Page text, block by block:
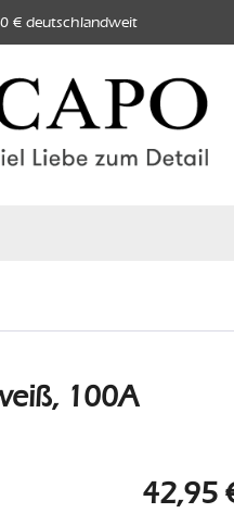
€ deutschlandweit
100A
42,95